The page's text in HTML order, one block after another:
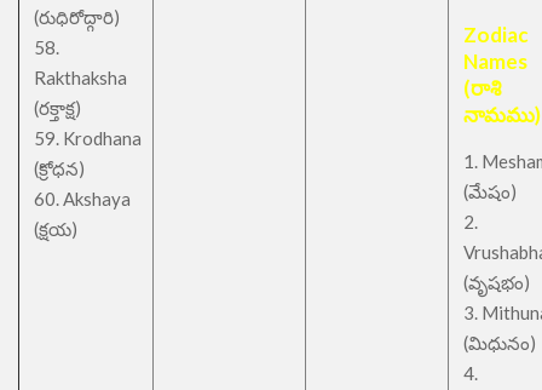
(రుధిరోద్గారి)
58.
Rakthaksha
(రక్తాక్ష)
59. Krodhana
(క్రోధన)
60. Akshaya
(క్షయ)
Zodiac
Names
(రాశి
నామము)
1.
(మేషం)
2.
(వృషభం)
3.
(మిధునం)
4.